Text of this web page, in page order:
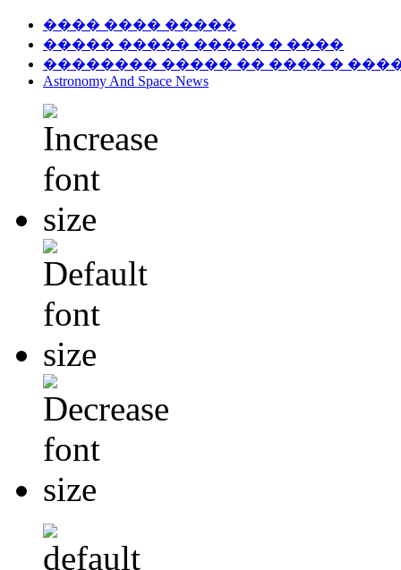
���� ���� �����
����� ����� ����� � ����
�������� ����� �� ���� �
Astronomy And Space News